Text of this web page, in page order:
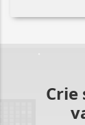
Crie